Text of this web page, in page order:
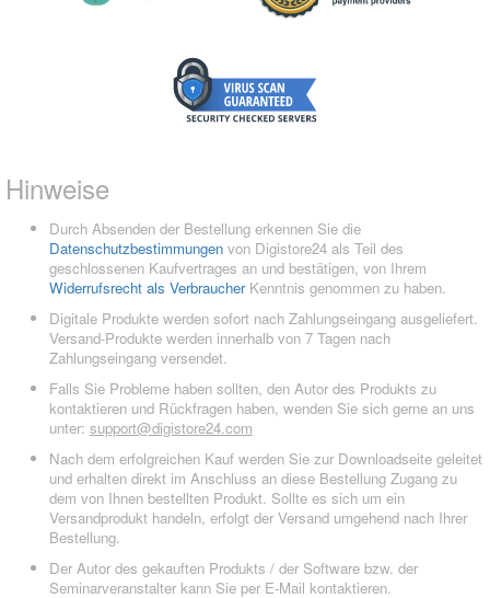
Hinweise
Durch Absenden der Bestellung erkennen Sie die
Datenschutzbestimmungen von Digistore24 als Teil des
geschlossenen Kaufvertrages an und bestätigen, von Ihrem
Widerrufsrecht als VerbraucherKenntnis genommen zu haben.
Digitale Produkte werden sofort nach Zahlungseingang ausgeliefert.
Versand-Produkte werden innerhalb von 7 Tagen nach
Zahlungseingang versendet.
Falls Sie Probleme haben sollten, den Autor des Produkts zu
kontaktieren und Rückfragen haben, wenden Sie sich gerne an uns
unter: support@digistore24.com
Nach dem erfolgreichen Kauf werden Sie zur Downloadseite geleitet
und erhalten direkt im Anschluss an diese Bestellung Zugang zu
dem von Ihnen bestellten Produkt. Sollte es sich um ein
Versandprodukt handeln, erfolgt der Versand umgehend nach Ihrer
Bestellung.
Der Autor des gekauften Produkts / der Software bzw. der
Seminarveranstalter kann Sie per E-Mail kontaktieren.